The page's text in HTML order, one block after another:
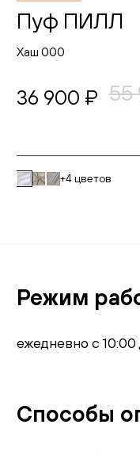
Пуф ПИЛЛ
Хаш 000
36 900 ₽ 55
+4 цветов
Режим
ежедневно с 10:00
Способы